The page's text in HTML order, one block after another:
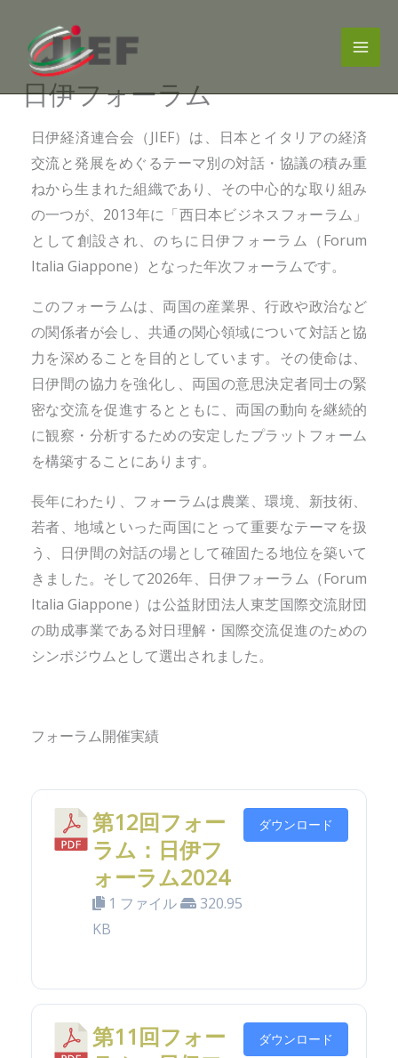
ス 日伊フォーラム
日伊経済連合会（JIEF）は、日本とイタリアの経済
交流と発展をめぐるテーマ別の対話・協議の積み重
ねから生まれた組織であり、その中心的な取り組み
の一つが、2013年に「西日本ビジネスフォーラム」
として創設され、のちに日伊フォーラム（Forum
Italia Giappone）となった年次フォーラムです。
このフォーラムは、両国の産業界、行政や政治など
の関係者が会し、共通の関心領域について対話と協
力を深めることを目的としています。その使命は、
日伊間の協力を強化し、両国の意思決定者同士の緊
密な交流を促進するとともに、両国の動向を継続的
に観察・分析するための安定したプラットフォーム
を構築することにあります。
長年にわたり、フォーラムは農業、環境、新技術、
若者、地域といった両国にとって重要なテーマを扱
う、日伊間の対話の場として確固たる地位を築いて
きました。そして2026年、日伊フォーラム（Forum
Italia Giappone）は公益財団法人東芝国際交流財団
の助成事業である対日理解・国際交流促進のための
シンポジウムとして選出されました。
フォーラム開催実績
第12回フォー
ラム：日伊フ
ォーラム2024
1 ファイル
320.95
KB
ダウンロード
第11回フォー
ダウンロード